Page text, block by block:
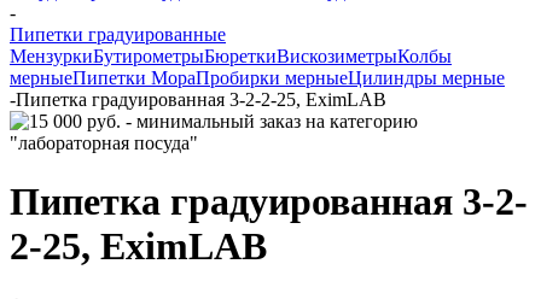
-
Пипетки градуированные
МензуркиБутирометрыБюреткиВискозиметрыКолбы
мерныеПипетки МораПробирки мерныеЦилиндры мерные
-Пипетка градуированная 3-2-2-25, EximLAB
Пипетка градуированная 3-2-
2-25, EximLAB